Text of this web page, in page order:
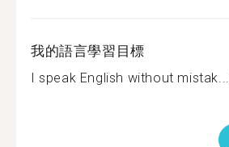
我的語言學習目標
I speak English without mistak...